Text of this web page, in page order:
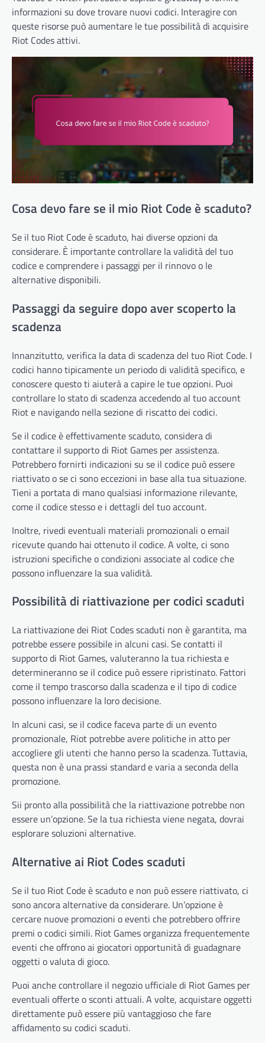
informazioni su dove trovare nuovi codici. Interagire con
queste risorse può aumentare le tue possibilità di acquisire
Riot Codes attivi.
Cosa devo fare se il mio Riot Code è scaduto?
Se il tuo Riot Code è scaduto, hai diverse opzioni da
considerare. È importante controllare la validità del tuo
codice e comprendere i passaggi per il rinnovo o le
alternative disponibili.
Passaggi da seguire dopo aver scoperto la
scadenza
Innanzitutto, verifica la data di scadenza del tuo Riot Code. I
codici hanno tipicamente un periodo di validità specifico, e
conoscere questo ti aiuterà a capire le tue opzioni. Puoi
controllare lo stato di scadenza accedendo al tuo account
Riot e navigando nella sezione di riscatto dei codici.
Se il codice è effettivamente scaduto, considera di
contattare il supporto di Riot Games per assistenza.
Potrebbero fornirti indicazioni su se il codice può essere
riattivato o se ci sono eccezioni in base alla tua situazione.
Tieni a portata di mano qualsiasi informazione rilevante,
come il codice stesso e i dettagli del tuo account.
Inoltre, rivedi eventuali materiali promozionali o email
ricevute quando hai ottenuto il codice. A volte, ci sono
istruzioni specifiche o condizioni associate al codice che
possono influenzare la sua validità.
Possibilità di riattivazione per codici scaduti
La riattivazione dei Riot Codes scaduti non è garantita, ma
potrebbe essere possibile in alcuni casi. Se contatti il
supporto di Riot Games, valuteranno la tua richiesta e
determineranno se il codice può essere ripristinato. Fattori
come il tempo trascorso dalla scadenza e il tipo di codice
possono influenzare la loro decisione.
In alcuni casi, se il codice faceva parte di un evento
promozionale, Riot potrebbe avere politiche in atto per
accogliere gli utenti che hanno perso la scadenza. Tuttavia,
questa non è una prassi standard e varia a seconda della
promozione.
Sii pronto alla possibilità che la riattivazione potrebbe non
essere un’opzione. Se la tua richiesta viene negata, dovrai
esplorare soluzioni alternative.
Alternative ai Riot Codes scaduti
Se il tuo Riot Code è scaduto e non può essere riattivato, ci
sono ancora alternative da considerare. Un’opzione è
cercare nuove promozioni o eventi che potrebbero offrire
premi o codici simili. Riot Games organizza frequentemente
eventi che offrono ai giocatori opportunità di guadagnare
oggetti o valuta di gioco.
Puoi anche controllare il negozio ufficiale di Riot Games per
eventuali offerte o sconti attuali. A volte, acquistare oggetti
direttamente può essere più vantaggioso che fare
affidamento su codici scaduti.